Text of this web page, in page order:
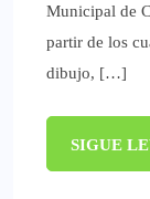
Municipal de
partir de los
dibujo, […]
SIGUE